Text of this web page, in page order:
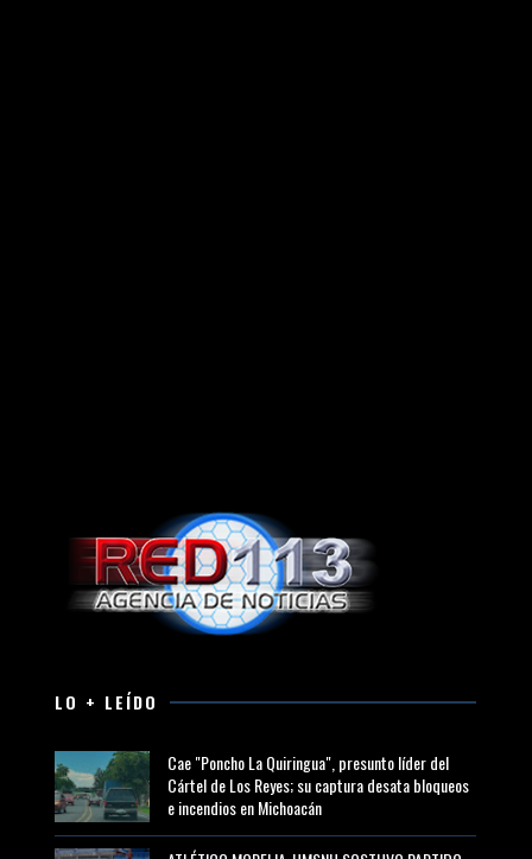
LO + LEÍDO
Cae "Poncho La Quiringua", presunto líder del
Cártel de Los Reyes; su captura desata bloqueos
e incendios en Michoacán